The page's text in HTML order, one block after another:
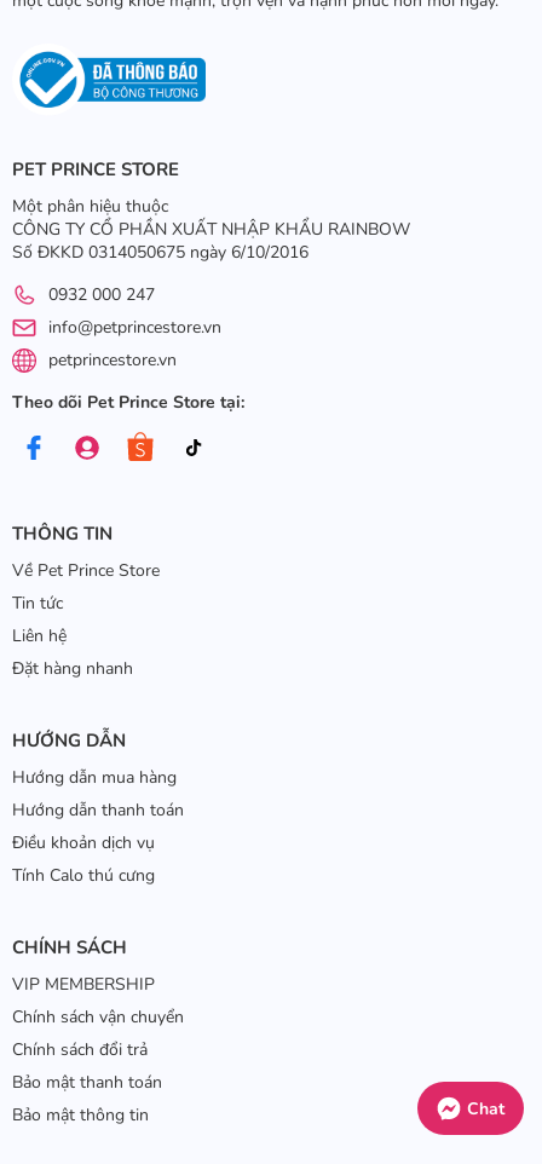
PET PRINCE STORE
Một phân hiệu thuộc
CÔNG TY CỔ PHẦN XUẤT NHẬP KHẨU RAINBOW
Số ĐKKD 0314050675 ngày 6/10/2016
0932 000 247
info@petprincestore.vn
petprincestore.vn
Theo dõi Pet Prince Store tại:
THÔNG TIN
Về Pet Prince Store
Tin tức
Liên hệ
Đặt hàng nhanh
HƯỚNG DẪN
Hướng dẫn mua hàng
Hướng dẫn thanh toán
Điều khoản dịch vụ
Tính Calo thú cưng
CHÍNH SÁCH
VIP MEMBERSHIP
Chính sách vận chuyển
Chính sách đổi trả
Bảo mật thanh toán
Bảo mật thông tin
Chat